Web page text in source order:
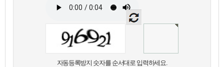
자동등록방지 숫자를 순서대로 입력하세요.